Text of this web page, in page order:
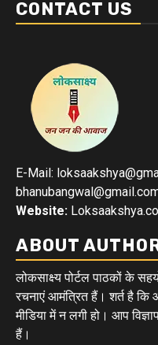
CONTACT US
E-Mail:
Website:
ABOUT
लोकसाक्ष्य पोर्टल पाठकों के
रचनाएं आमंत्रित हैं। शर्त है कि
मीडिया में न लगी हो। आप
हैं।